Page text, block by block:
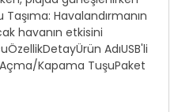
Havalandırmanın
havanın etkisini
AdıUSB'li
Açma/Kapama TuşuPaket